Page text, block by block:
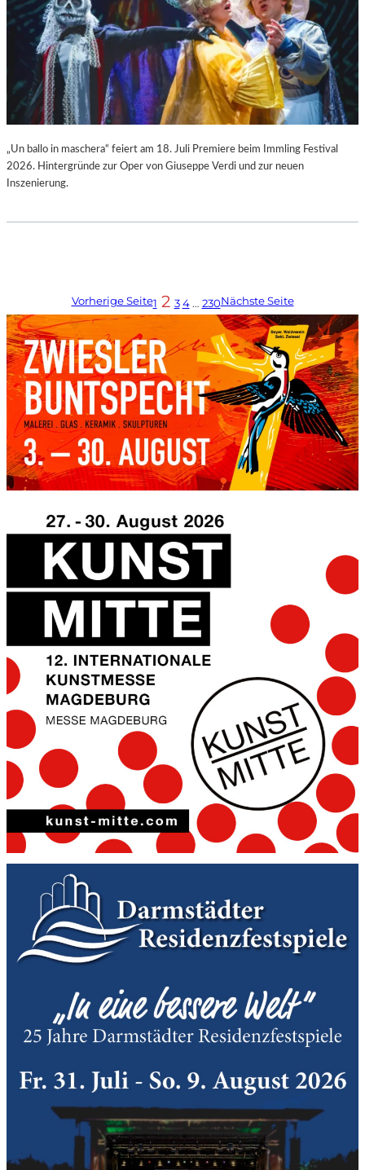
„Un ballo in maschera“ feiert am 18. Juli Premiere beim Immling Festival
2026. Hintergründe zur Oper von Giuseppe Verdi und zur neuen
Inszenierung.
Vorherige Seite1 2 3 4 … 230Nächste Seite